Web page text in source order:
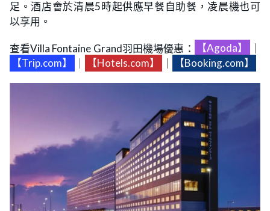
足。酒店會於清晨5時起供應早餐自助餐，凌晨機也可
以享用。
查看Villa Fontaine Grand羽田機場優惠： 【Agoda】
【Trip.com】
【Hotels.com】 【Booking.com】